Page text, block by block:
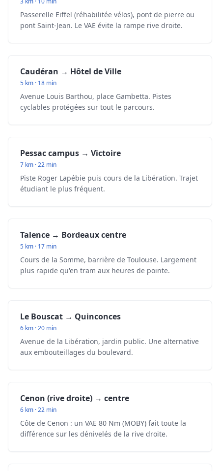
Passerelle Eiffel (réhabilitée vélos), pont de pierre ou
pont Saint-Jean. Le VAE évite la rampe rive droite.
Caudéran → Hôtel de Ville
5 km · 18 min
Avenue Louis Barthou, place Gambetta. Pistes
cyclables protégées sur tout le parcours.
Pessac campus → Victoire
7 km · 22 min
Piste Roger Lapébie puis cours de la Libération. Trajet
étudiant le plus fréquent.
Talence → Bordeaux centre
5 km · 17 min
Cours de la Somme, barrière de Toulouse. Largement
plus rapide qu'en tram aux heures de pointe.
Le Bouscat → Quinconces
6 km · 20 min
Avenue de la Libération, jardin public. Une alternative
aux embouteillages du boulevard.
Cenon (rive droite) → centre
6 km · 22 min
Côte de Cenon : un VAE 80 Nm (MOBY) fait toute la
différence sur les dénivelés de la rive droite.